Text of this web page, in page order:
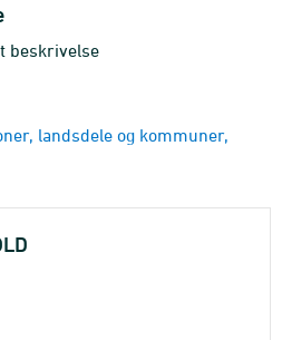
beskrivelse
landsdele og kommuner,